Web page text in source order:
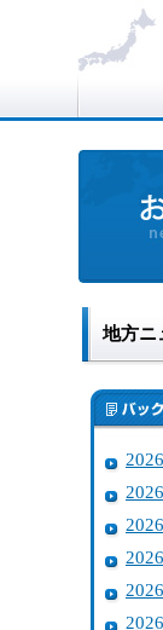
地方ニ